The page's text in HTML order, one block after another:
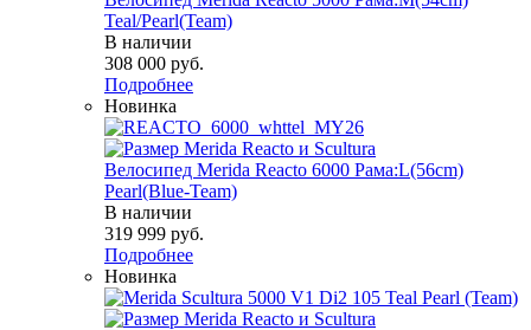
Teal/Pearl(Team)
В наличии
308 000 руб.
Подробнее
Новинка
Велосипед Merida Reacto 6000 Рама:L(56cm)
Pearl(Blue-Team)
В наличии
319 999 руб.
Подробнее
Новинка